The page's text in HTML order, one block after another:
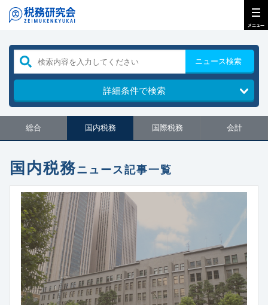
ニュース検索
詳細条件で検索
総合 国内税務 国際税務 会計
国内税務ニュース記事一覧